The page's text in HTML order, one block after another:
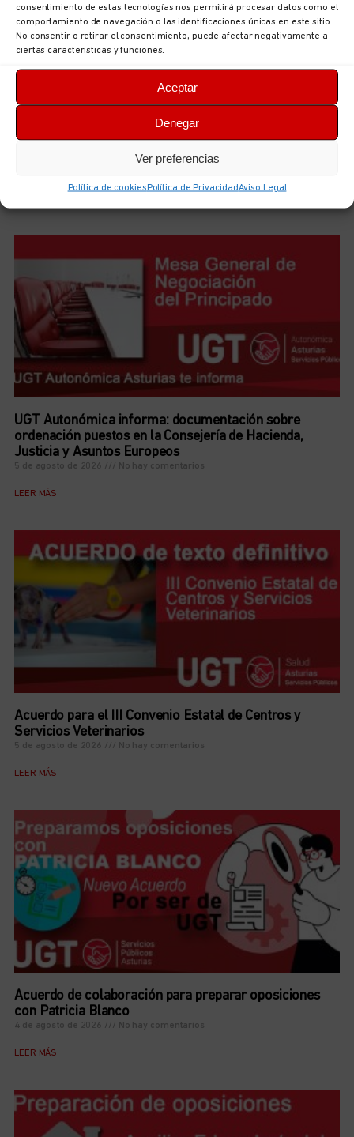
consentimiento de estas tecnologías nos permitirá procesar datos como el
comportamiento de navegación o las identificaciones únicas en este sitio.
No consentir o retirar el consentimiento, puede afectar negativamente a
ciertas características y funciones.
Aceptar
Denegar
Ver preferencias
Política de cookies Política de PrivacidadAviso Legal
Iniciamos el curso de preparación de las futuras plazas
de Técnicas/os de Educación Infantil, 0-3
UGT Autonómica informa: documentación sobre
ordenación puestos en la Consejería de Hacienda,
Justicia y Asuntos Europeos
5 de agosto de 2026 No hay comentarios
LEER MÁS
Acuerdo para el III Convenio Estatal de Centros y
Servicios Veterinarios
5 de agosto de 2026 No hay comentarios
LEER MÁS
Acuerdo de colaboración para preparar oposiciones
con Patricia Blanco
4 de agosto de 2026 No hay comentarios
LEER MÁS